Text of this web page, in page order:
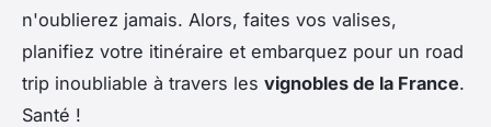
n'oublierez jamais. Alors, faites vos valises,
planifiez votre itinéraire et embarquez pour un road
trip inoubliable à travers les vignobles de la France.
Santé !